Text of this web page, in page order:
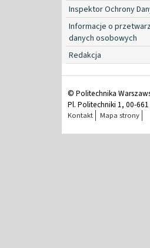
Inspektor Ochrony
Informacje o
danych osobowych
Redakcja
© Politechnika
Pl. Politechniki 1, 00-
Kontakt Mapa strony